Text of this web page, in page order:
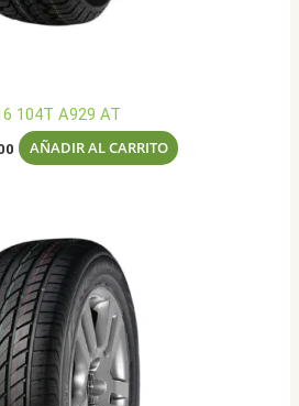
104T A929 AT
El
precio
AÑADIR AL CARRITO